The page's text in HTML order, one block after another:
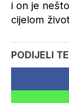
i on je
cijelom
PODIJELI